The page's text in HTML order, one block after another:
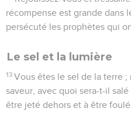
récompense est grande dans
persécuté les prophètes qui
Le sel et la lumière
13 Vous êtes le sel de la terre ;
saveur, avec quoi sera-t-il
être jeté dehors et à être